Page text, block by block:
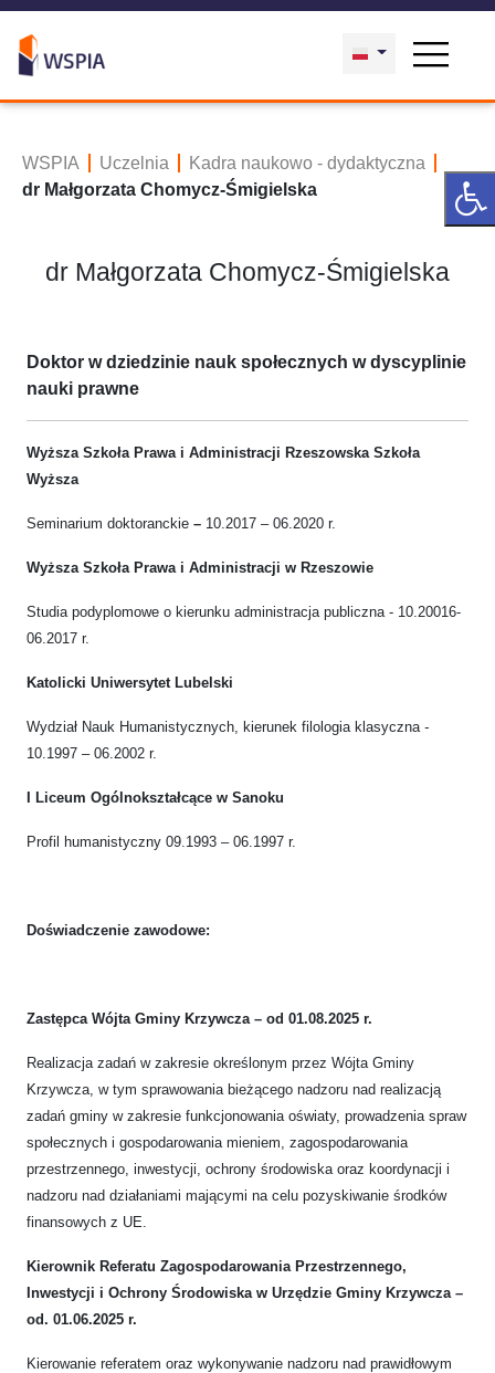
WSPIA Uczelnia
Kadra naukowo - dydaktyczna
dr Małgorzata Chomycz-Śmigielska
dr Małgorzata Chomycz-Śmigielska
Doktor w dziedzinie nauk społecznych w dyscyplinie
nauki prawne
Wyższa Szkoła Prawa i Administracji Rzeszowska Szkoła
Wyższa
Seminarium doktoranckie – 10.2017 – 06.2020 r.
Wyższa Szkoła Prawa i Administracji w Rzeszowie
Studia podyplomowe o kierunku administracja publiczna - 10.20016-
06.2017 r.
Katolicki Uniwersytet Lubelski
Wydział Nauk Humanistycznych, kierunek filologia klasyczna-
10.1997 – 06.2002 r.
I Liceum Ogólnokształcące w Sanoku
Profil humanistyczny 09.1993 – 06.1997 r.
Doświadczenie zawodowe:
Zastępca Wójta Gminy Krzywcza – od 01.08.2025 r.
Realizacja zadań w zakresie określonym przez Wójta Gminy
Krzywcza, w tym sprawowania bieżącego nadzoru nad realizacją
zadań gminy w zakresie funkcjonowania oświaty, prowadzenia spraw
społecznych i gospodarowania mieniem, zagospodarowania
przestrzennego, inwestycji, ochrony środowiska oraz koordynacji i
nadzoru nad działaniami mającymi na celu pozyskiwanie środków
finansowych z UE.
Kierownik Referatu Zagospodarowania Przestrzennego,
Inwestycji i Ochrony Środowiska w Urzędzie Gminy Krzywcza –
od. 01.06.2025 r.
Kierowanie referatem oraz wykonywanie nadzoru nad prawidłowym